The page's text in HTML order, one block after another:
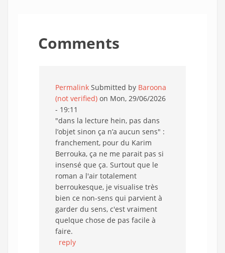
Comments
Permalink Submitted by Baroona
(not verified) on Mon, 29/06/2026
- 19:11
"dans la lecture hein, pas dans
l’objet sinon ça n’a aucun sens" :
franchement, pour du Karim
Berrouka, ça ne me parait pas si
insensé que ça. Surtout que le
roman a l'air totalement
berroukesque, je visualise très
bien ce non-sens qui parvient à
garder du sens, c'est vraiment
quelque chose de pas facile à
faire.
reply